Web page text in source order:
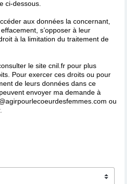
ci-dessous.
aux données la concernant,
s’opposer à leur
à la limitation du traitement de
le site cnil.fr pour plus
Pour exercer ces droits ou pour
de leurs données dans ce
envoyer ma demande à
ou